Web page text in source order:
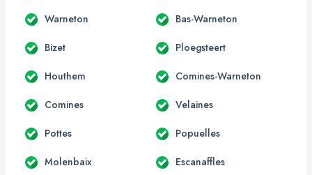
Warneton Bas-Warneton
Bizet Ploegsteert
Houthem Comines-Warneton
Comines Velaines
Pottes Popuelles
Molenbaix Escanaffles